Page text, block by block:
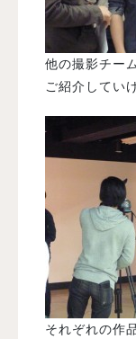
他の撮影チー
ご紹介してい
それぞれの作